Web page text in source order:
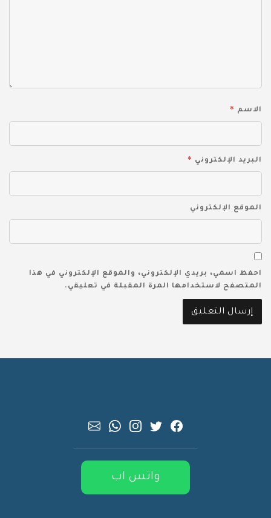
الاسم *
البريد الإلكتروني *
الموقع الإلكتروني
احفظ اسمي، بريدي الإلكتروني، والموقع الإلكتروني في هذا
المتصفح لاستخدامها المرة المقبلة في تعليقي.
واتس اب